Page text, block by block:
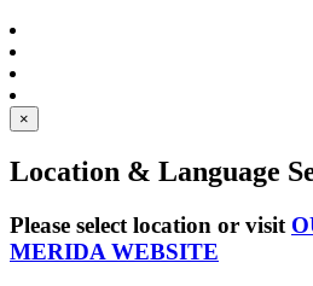
×
Location & Language
Please select location or visit
MERIDA WEBSITE